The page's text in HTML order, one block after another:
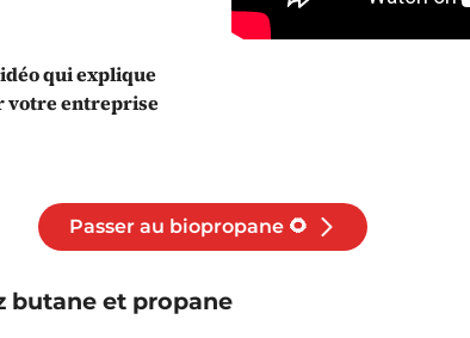
qui explique
votre entreprise
Passer au biopropane 🌻
butane et propane